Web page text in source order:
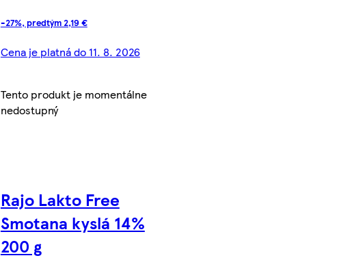
-27%, predtým 2,19 €
Cena je platná do 11. 8. 2026
Tento produkt je momentálne
nedostupný
Rajo Lakto Free
Smotana kyslá 14%
200 g